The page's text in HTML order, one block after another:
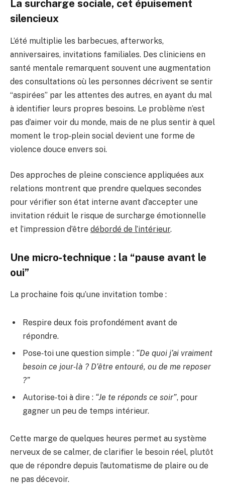
La surcharge sociale, cet épuisement
silencieux
L’été multiplie les barbecues, afterworks,
anniversaires, invitations familiales. Des cliniciens en
santé mentale remarquent souvent une augmentation
des consultations où les personnes décrivent se sentir
“aspirées” par les attentes des autres, en ayant du mal
à identifier leurs propres besoins. Le problème n’est
pas d’aimer voir du monde, mais de ne plus sentir à quel
moment le trop‑plein social devient une forme de
violence douce envers soi.
Des approches de pleine conscience appliquées aux
relations montrent que prendre quelques secondes
pour vérifier son état interne avant d’accepter une
invitation réduit le risque de surcharge émotionnelle
et l’impression d’être débordé de l’intérieur.
Une micro‑technique : la “pause avant le
oui”
La prochaine fois qu’une invitation tombe :
Respire deux fois profondément avant de
répondre.
Pose‑toi une question simple : “De quoi j’ai vraiment
besoin ce jour‑là ? D’être entouré, ou de me reposer
?”
Autorise‑toi à dire : “Je te réponds ce soir”, pour
gagner un peu de temps intérieur.
Cette marge de quelques heures permet au système
nerveux de se calmer, de clarifier le besoin réel, plutôt
que de répondre depuis l’automatisme de plaire ou de
ne pas décevoir.